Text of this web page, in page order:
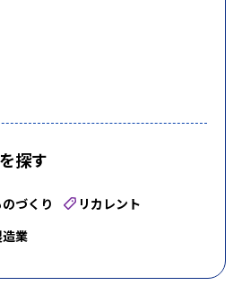
探す
のづくり
リカレント
業